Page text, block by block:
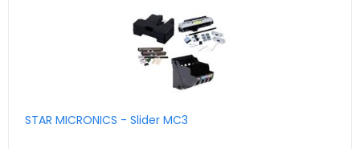
STAR MICRONICS - Slider MC3